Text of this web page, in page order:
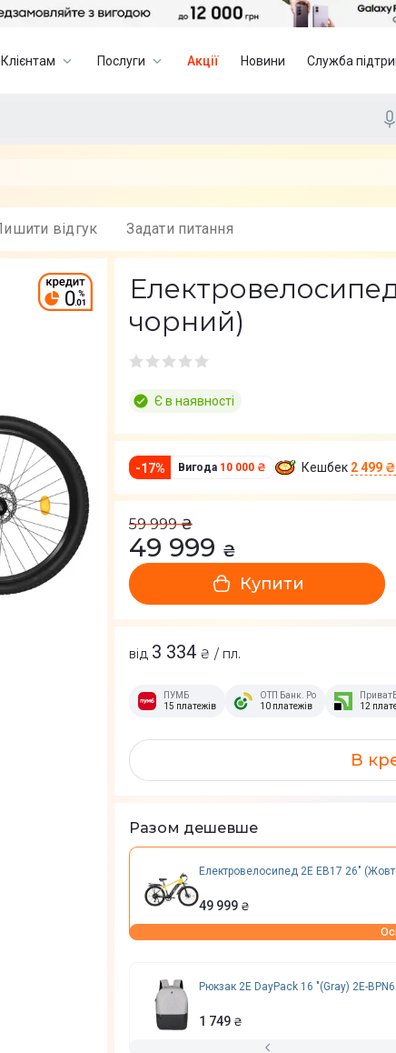
Клієнтам Послуги Акції Новини Служба
Лишити вiдгук Задати питання
чорний)
Є в наявності
-17% Вигода 10 000 ₴ Кешбек 2 499 ₴
59 999 ₴
49 999 ₴
Купити
від 3 334 ₴ / пл.
ПУМБ
15 платежів
ОТП Банк. Розстрочка
10 платежів
12
В
Разом дешевше
Електровелосипед 2E EB17 26"
49 999 ₴
Рюкзак 2E DayPack 16 "(Gray) 2E-
1 749 ₴